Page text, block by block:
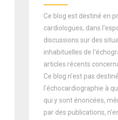
Ce blog est destiné en
cardiologues, dans
discussions sur des
inhabituelles de
articles récents
Ce blog n'est pas
l'échocardiographie à
qui y sont énoncées,
par des publications,